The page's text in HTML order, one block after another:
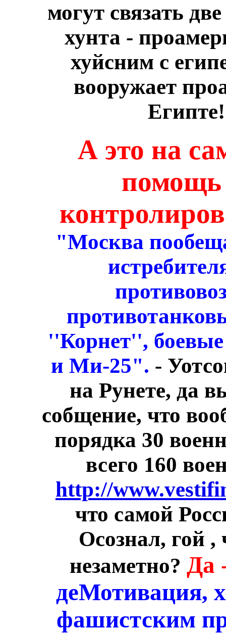
могут связать
хунта -
хуйсним с
вооружает
А это на
"Москва
''Корнет'',
и Ми-25". -
на Рунете, да
собщение, что
порядка 30
всего 160
http://
что самой
Осознал, гой ,
незаметно? Да
деМотивация,
фашистским